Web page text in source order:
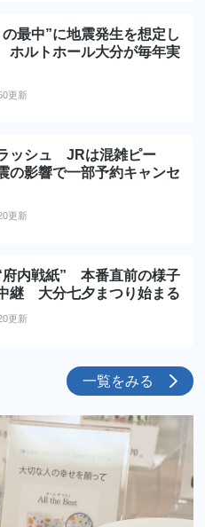
最中”に地震発生を想定し
ルトホール大分が毎年実
更新
ッシュ JRは混雑ピー
影響で一部予約キャンセ
更新
府内戦紙” 本番直前の様子
継 大分七夕まつり始まる
更新
一覧をみる